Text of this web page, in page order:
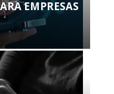
EMPRESAS